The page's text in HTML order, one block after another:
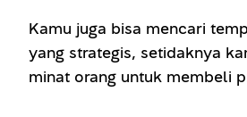
Kamu juga bisa mencari
yang strategis, setidaknya
minat orang untuk membeli